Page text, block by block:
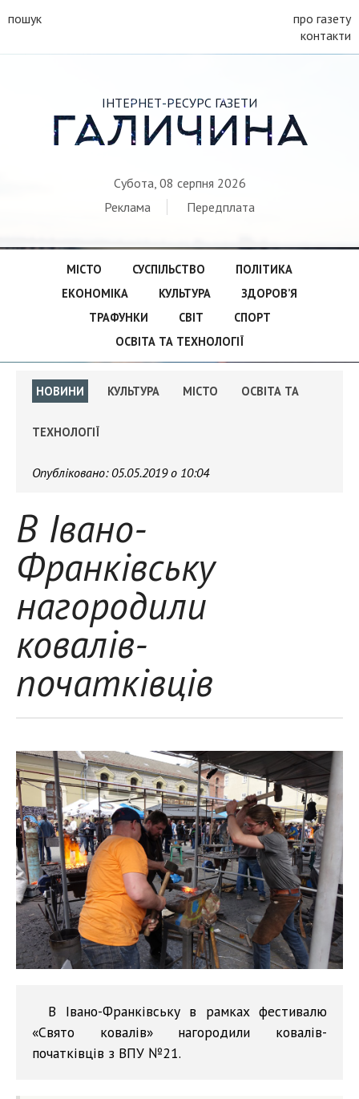
пошук
про газету
контакти
ІНТЕРНЕТ-РЕСУРС ГАЗЕТИ
ГАЛИЧИНА
Субота, 08 серпня 2026
Реклама
Передплата
МІСТО СУСПІЛЬСТВО
ПОЛІТИКА
ЕКОНОМІКА
КУЛЬТУРА
ЗДОРОВ’Я
ТРАФУНКИ
СВІТ
СПОРТ
ОСВІТА ТА ТЕХНОЛОГІЇ
НОВИНИ КУЛЬТУРА МІСТО ОСВІТА ТА
ТЕХНОЛОГІЇ
Опубліковано: 05.05.2019 о 10:04
В Івано-
Франківську
нагородили
ковалів-
початківців
В Івано-Франківську в рамках фестивалю
«Свято ковалів» нагородили ковалів-
початківців з ВПУ №21.